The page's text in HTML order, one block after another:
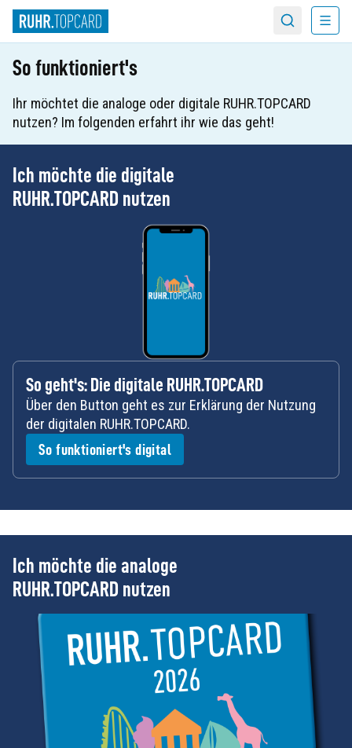
Menü
So funktioniert's
Ihr möchtet die analoge oder digitale RUHR.TOPCARD
nutzen? Im folgenden erfahrt ihr wie das geht!
Ich möchte die digitale
RUHR.TOPCARD nutzen
So geht's: Die digitale RUHR.TOPCARD
Über den Button geht es zur Erklärung der Nutzung
der digitalen RUHR.TOPCARD.
So funktioniert's digital
Ich möchte die analoge
RUHR.TOPCARD nutzen